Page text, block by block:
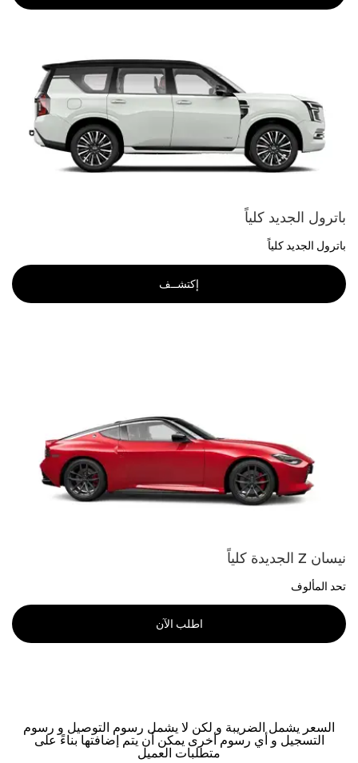
باترول الجديد كلياً
باترول الجديد كلياً
إكتشــف
نيسان Z الجديدة كلياً
تحد المألوف
اطلب الآن
السعر يشمل الضريبة و لكن لا يشمل رسوم التوصيل و رسوم
التسجيل و أي رسوم أخرى يمكن أن يتم إضافتها بناءً على
متطلبات العميل